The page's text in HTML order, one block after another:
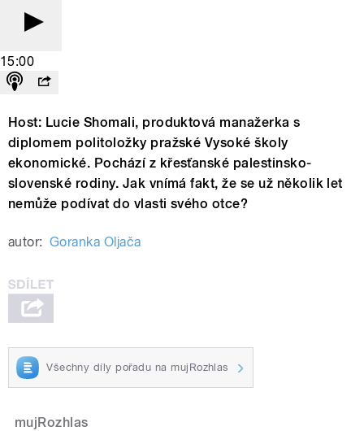
15:00
Host: Lucie Shomali, produktová manažerka s
diplomem politoložky pražské Vysoké školy
ekonomické. Pochází z křesťanské palestinsko-
slovenské rodiny. Jak vnímá fakt, že se už několik let
nemůže podívat do vlasti svého otce?
autor: Goranka Oljača
Všechny díly pořadu na mujRozhlas
mujRozhlas